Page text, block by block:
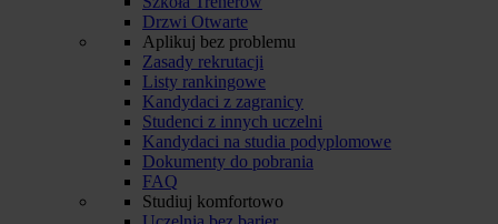
Drzwi Otwarte
Aplikuj bez problemu
Zasady rekrutacji
Listy rankingowe
Kandydaci z zagranicy
Studenci z innych uczelni
Kandydaci na studia podyplomowe
Dokumenty do pobrania
FAQ
Studiuj komfortowo